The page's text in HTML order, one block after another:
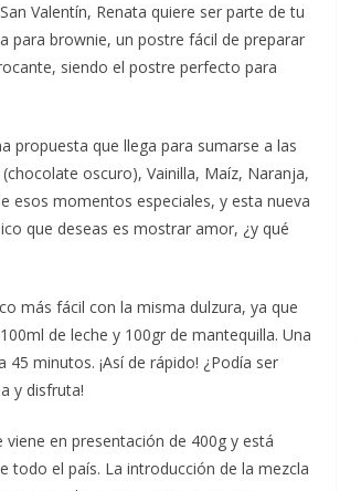
Valentín, Renata quiere ser parte de tu
para brownie, un postre fácil de preparar
siendo el postre perfecto para
propuesta que llega para sumarse a las
oscuro), Vainilla, Maíz, Naranja,
esos momentos especiales, y esta nueva
que deseas es mostrar amor, ¿y qué
más fácil con la misma dulzura, ya que
de leche y 100gr de mantequilla. Una
minutos. ¡Así de rápido! ¿Podía ser
y disfruta!
en presentación de 400g y está
todo el país. La introducción de la mezcla